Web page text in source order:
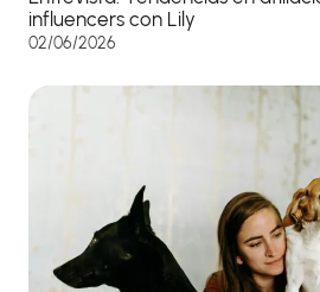
influencers con Lily
02/06/2026